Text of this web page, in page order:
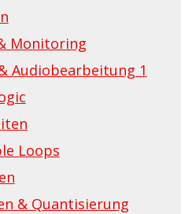
Monitoring
Audiobearbeitung 1
Loops
& Quantisierung